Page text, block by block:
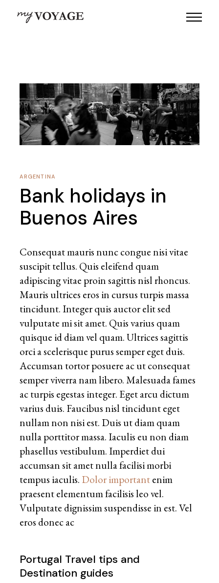
ARGENTINA
Bank holidays in
Buenos Aires
Consequat mauris nunc congue nisi vitae
suscipit tellus. Quis eleifend quam
adipiscing vitae proin sagittis nisl rhoncus.
Mauris ultrices eros in cursus turpis massa
tincidunt. Integer quis auctor elit sed
vulputate mi sit amet. Quis varius quam
quisque id diam vel quam. Ultrices sagittis
orci a scelerisque purus semper eget duis.
Accumsan tortor posuere ac ut consequat
semper viverra nam libero. Malesuada fames
ac turpis egestas integer. Eget arcu dictum
varius duis. Faucibus nisl tincidunt eget
nullam non nisi est. Duis ut diam quam
nulla porttitor massa. Iaculis eu non diam
phasellus vestibulum. Imperdiet dui
accumsan sit amet nulla facilisi morbi
tempus iaculis. Dolor importantenim
praesent elementum facilisis leo vel.
Vulputate dignissim suspendisse in est. Vel
eros donec ac
Portugal Travel tips and
Destination guides